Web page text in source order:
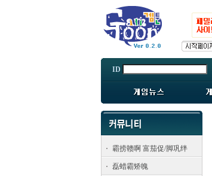
ID
霸捞赣啊 富茄促/脚巩绊
磊蜡霸矫魄